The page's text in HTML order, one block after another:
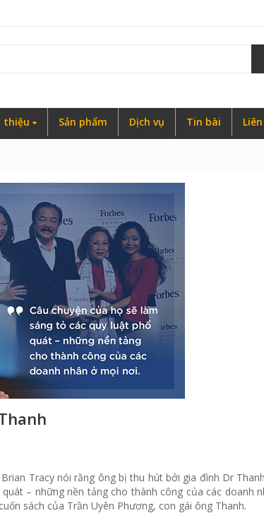
thiệu Sản phẩm Dịch vụ Tin bài
Tracy nói rằng ông bị thu hút bởi gia đình Dr
– những nền tảng cho thành công của các doanh
sách của Trần Uyên Phương, con gái ông Thanh.